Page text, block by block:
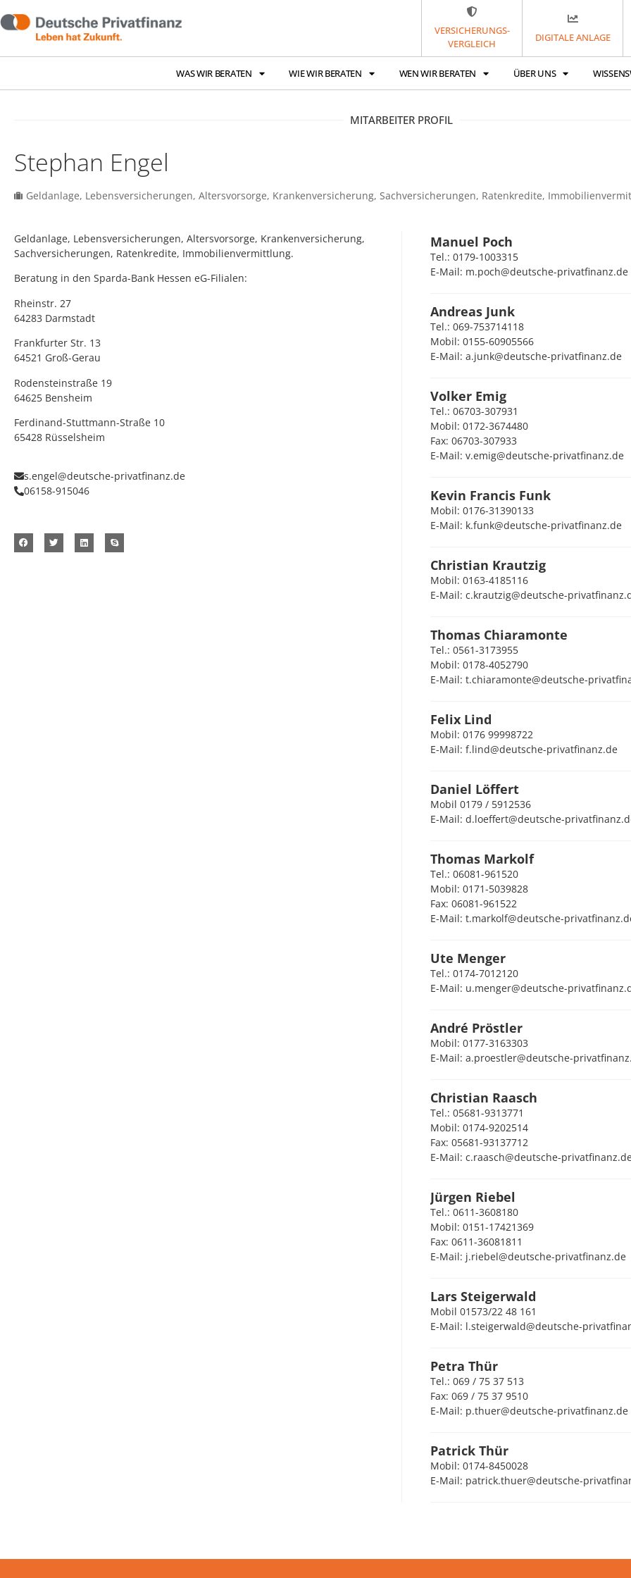
VERSICHERUNGS-
VERGLEICH
DIGITALE ANLAGE
WAS WIR BERATEN WIE WIR BERATEN WEN WIR BERATEN ÜBER UNS
MITARBEITER PROFIL
Stephan Engel
Geldanlage, Lebensversicherungen, Altersvorsorge, Krankenversicherung, Sachversicherungen, Ratenkredite,
Geldanlage, Lebensversicherungen, Altersvorsorge, Krankenversicherung,
Sachversicherungen, Ratenkredite, Immobilienvermittlung.
Beratung in den Sparda-Bank Hessen eG-Filialen:
Rheinstr. 27
64283 Darmstadt
Frankfurter Str. 13
64521 Groß-Gerau
Rodensteinstraße 19
64625 Bensheim
Ferdinand-Stuttmann-Straße 10
65428 Rüsselsheim
s.engel@deutsche-privatfinanz.de
06158-915046
Manuel Poch
Tel.: 0179-1003315
E-Mail: m.poch@deutsche-privatfinanz.de
Andreas Junk
Tel.: 069-753714118
Mobil: 0155-60905566
E-Mail: a.junk@deutsche-privatfinanz.de
Volker Emig
Tel.: 06703-307931
Mobil: 0172-3674480
Fax: 06703-307933
E-Mail: v.emig@deutsche-privatfinanz.de
Kevin Francis Funk
Mobil: 0176-31390133
E-Mail: k.funk@deutsche-privatfinanz.de
Christian Krautzig
Mobil: 0163-4185116
E-Mail: c.krautzig@deutsche-
Thomas Chiaramonte
Tel.: 0561-3173955
Mobil: 0178-4052790
E-Mail: t.chiaramonte@deutsche-
Felix Lind
Mobil: 0176 99998722
E-Mail: f.lind@deutsche-privatfinanz.de
Daniel Löffert
Mobil 0179 / 5912536
E-Mail: d.loeffert@deutsche-
Thomas Markolf
Tel.: 06081-961520
Mobil: 0171-5039828
Fax: 06081-961522
E-Mail: t.markolf@deutsche-
Ute Menger
Tel.: 0174-7012120
E-Mail: u.menger@deutsche-
André Pröstler
Mobil: 0177-3163303
E-Mail: a.proestler@deutsche-
Christian Raasch
Tel.: 05681-9313771
Mobil: 0174-9202514
Fax: 05681-93137712
E-Mail: c.raasch@deutsche-
Jürgen Riebel
Tel.: 0611-3608180
Mobil: 0151-17421369
Fax: 0611-36081811
E-Mail: j.riebel@deutsche-privatfinanz.de
Lars Steigerwald
Mobil 01573/22 48 161
E-Mail: l.steigerwald@deutsche-
Petra Thür
Tel.: 069 / 75 37 513
Fax: 069 / 75 37 9510
E-Mail: p.thuer@deutsche-privatfinanz.de
Patrick Thür
Mobil: 0174-8450028
E-Mail: patrick.thuer@deutsche-